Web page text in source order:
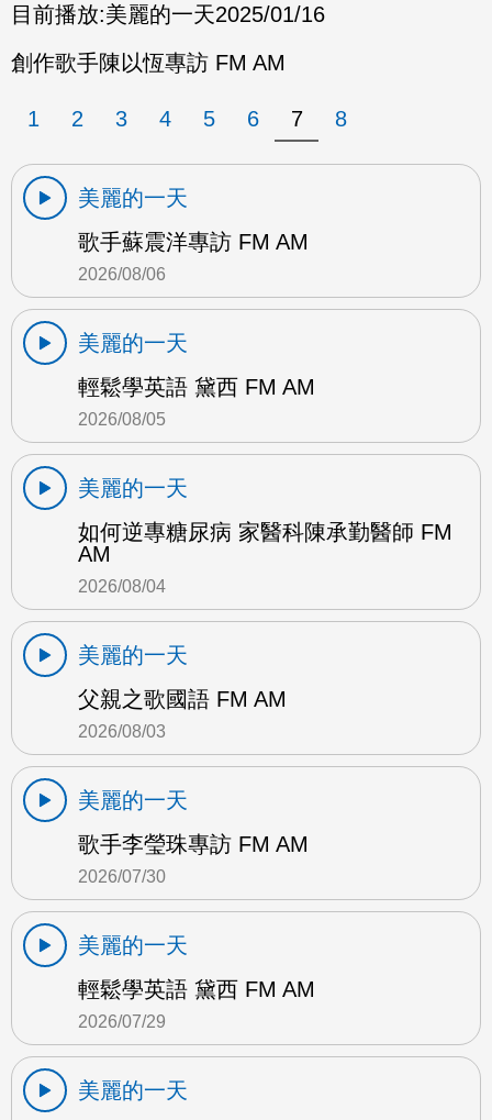
目前播放:美麗的一天2025/01/16
創作歌手陳以恆專訪 FM AM
1 2 3 4 5 6 7 8
美麗的一天
歌手蘇震洋專訪 FM AM
2026/08/06
美麗的一天
輕鬆學英語 黛西 FM AM
2026/08/05
美麗的一天
如何逆專糖尿病 家醫科陳承勤醫師 FM
AM
2026/08/04
美麗的一天
父親之歌國語 FM AM
2026/08/03
美麗的一天
歌手李瑩珠專訪 FM AM
2026/07/30
美麗的一天
輕鬆學英語 黛西 FM AM
2026/07/29
美麗的一天